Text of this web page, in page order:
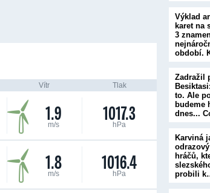
Vítr Tlak
1.9
m/s 1017.3
hPa
1.8
m/s 1016.4
hPa
Výklad
karet na
3
období.
Zadražil
to. Ale
budeme
dnes...
Karviná
hráčů,
probili